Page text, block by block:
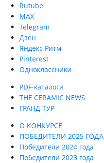
Rutube
MAX
Telegram
Дзен
Яндекс Ритм
Pinterest
Одноклассники
PDF-каталоги
THE CERAMIC NEWS
ГРАНД-ТУР
О КОНКУРСЕ
ПОБЕДИТЕЛИ 2025 ГОДА
Победители 2024 года
Победители 2023 года